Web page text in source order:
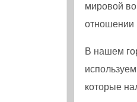
мировой
отношении
В нашем
которые